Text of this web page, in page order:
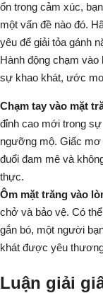
ổn trong cảm xúc,
một vấn đề nào đó.
yêu để giải tỏa gánh
Hành động chạm
sự khao khát, ước
Chạm tay vào mặt
đỉnh cao mới trong
ngưỡng mộ. Giấc mơ
đuổi đam mê và
thực.
Ôm mặt trăng vào
chở và bảo vệ. Có
gắn bó, một người
khát được yêu
Luận giải